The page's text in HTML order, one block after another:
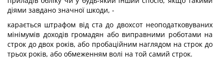
діями завдано значної шкоди, -
карається штрафом від ста до двохсот неоподатковуваних
мінімумів доходів громадян або виправними роботами на
строк до двох років, або пробаційним наглядом на строк до
трьох років, або обмеженням волі на той самий строк.